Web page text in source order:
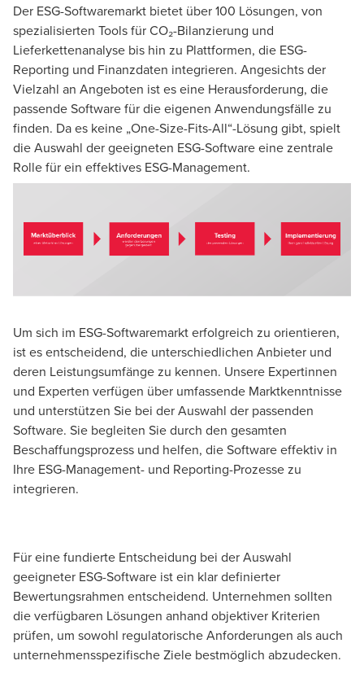
Der ESG-Softwaremarkt bietet über 100 Lösungen, von
spezialisierten Tools für CO₂-Bilanzierung und
Lieferkettenanalyse bis hin zu Plattformen, die ESG-
Reporting und Finanzdaten integrieren. Angesichts der
Vielzahl an Angeboten ist es eine Herausforderung, die
passende Software für die eigenen Anwendungsfälle zu
finden. Da es keine „One-Size-Fits-All“-Lösung gibt, spielt
die Auswahl der geeigneten ESG-Software eine zentrale
Rolle für ein effektives ESG-Management.
Um sich im ESG-Softwaremarkt erfolgreich zu orientieren,
ist es entscheidend, die unterschiedlichen Anbieter und
deren Leistungsumfänge zu kennen. Unsere Expertinnen
und Experten verfügen über umfassende Marktkenntnisse
und unterstützen Sie bei der Auswahl der passenden
Software. Sie begleiten Sie durch den gesamten
Beschaffungsprozess und helfen, die Software effektiv in
Ihre ESG-Management- und Reporting-Prozesse zu
integrieren.
Für eine fundierte Entscheidung bei der Auswahl
geeigneter ESG-Software ist ein klar definierter
Bewertungsrahmen entscheidend. Unternehmen sollten
die verfügbaren Lösungen anhand objektiver Kriterien
prüfen, um sowohl regulatorische Anforderungen als auch
unternehmensspezifische Ziele bestmöglich abzudecken.